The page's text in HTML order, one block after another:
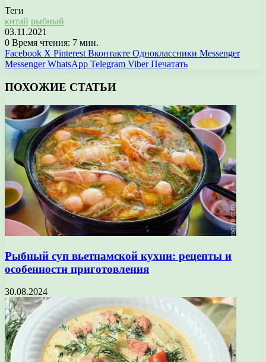
Теги
китай рыбный
03.11.2021
0 Время чтения: 7 мин.
Facebook X Pinterest Вконтакте Одноклассники Messenger
Messenger WhatsApp Telegram Viber Печатать
ПОХОЖИЕ СТАТЬИ
Рыбный суп вьетнамской кухни: рецепты и
особенности приготовления
30.08.2024